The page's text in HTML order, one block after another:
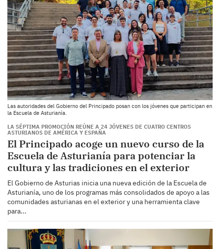
Las autoridades del Gobierno del Principado posan con los jóvenes que participan en
la Escuela de Asturianía.
LA SÉPTIMA PROMOCIÓN REÚNE A 24 JÓVENES DE CUATRO CENTROS
ASTURIANOS DE AMÉRICA Y ESPAÑA
El Principado acoge un nuevo curso de la
Escuela de Asturianía para potenciar la
cultura y las tradiciones en el exterior
El Gobierno de Asturias inicia una nueva edición de la Escuela de
Asturianía, uno de los programas más consolidados de apoyo a las
comunidades asturianas en el exterior y una herramienta clave
para...